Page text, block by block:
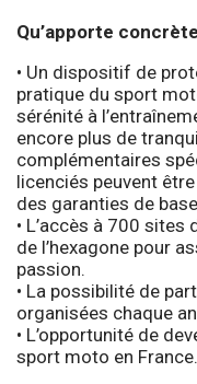
Qu’apporte
• Un dispositif de
pratique du sport
sérénité à
encore plus de
complémentaires
licenciés peuvent
des garanties de
• L’accès à 700 sites
de l’hexagone pour
passion.
• La possibilité de
organisées chaque
• L’opportunité de
sport moto en France.